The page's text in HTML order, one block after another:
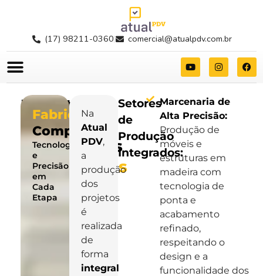
(17) 98211-0360 comercial@atualpdv.com.br
Projetamos
e
entregamos
experiências
únicas
Fabricação
Completa ​
Tecnologia
e
Precisão
em
Cada
Etapa
Na
Atual
PDV,
a
produção
dos
projetos
é
realizada
de
forma
integral
Setores
de
Produção
Integrados:
Marcenaria de
Alta Precisão:
Produção de
móveis e
estruturas em
madeira com
tecnologia de
ponta e
acabamento
refinado,
respeitando o
design e a
funcionalidade dos